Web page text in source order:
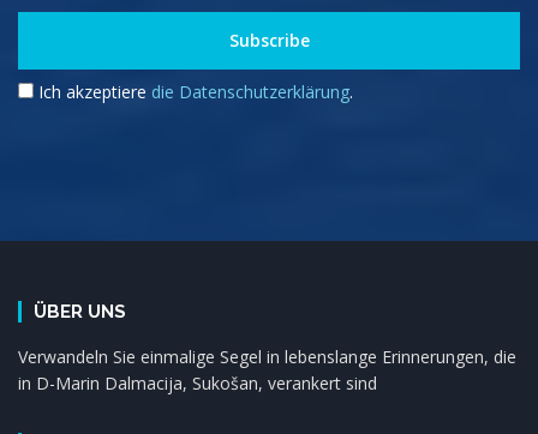
Ich akzeptiere die Datenschutzerklärung.
ÜBER UNS
Verwandeln Sie einmalige Segel in lebenslange Erinnerungen, die
in D-Marin Dalmacija, Sukošan, verankert sind